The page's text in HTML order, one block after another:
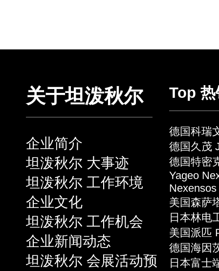
关于坦泼秋尔
企业简介
坦泼秋尔 大事迹
坦泼秋尔 工作环境
企业文化
坦泼秋尔 工作机会
企业新闻动态
坦泼秋尔 会展活动预
Top
德国科瑞
德国久茂
德国特密
Yageo
Nexensos
美国森萨
日本林电
美国派匹
德国海因
日本富士